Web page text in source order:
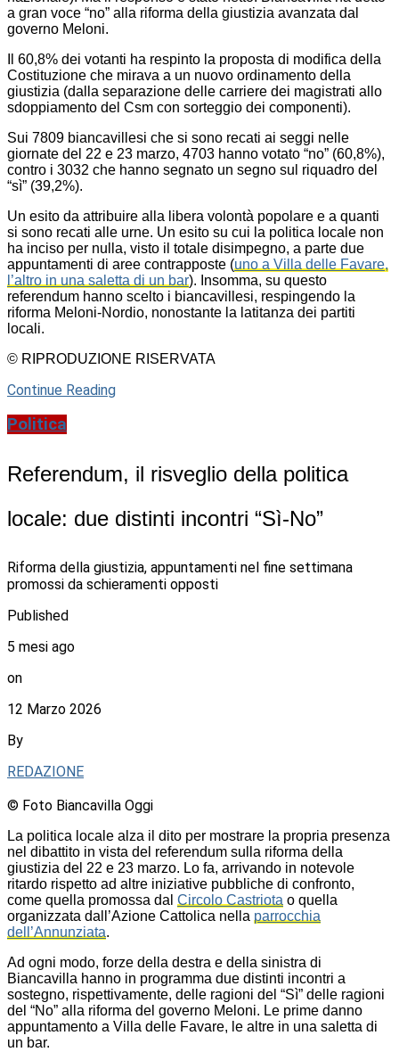
a gran voce “no” alla riforma della giustizia avanzata dal
governo Meloni.
Il 60,8% dei votanti ha respinto la proposta di modifica della
Costituzione che mirava a un nuovo ordinamento della
giustizia (dalla separazione delle carriere dei magistrati allo
sdoppiamento del Csm con sorteggio dei componenti).
Sui 7809 biancavillesi che si sono recati ai seggi nelle
giornate del 22 e 23 marzo, 4703 hanno votato “no” (60,8%),
contro i 3032 che hanno segnato un segno sul riquadro del
“sì” (39,2%).
Un esito da attribuire alla libera volontà popolare e a quanti
si sono recati alle urne. Un esito su cui la politica locale non
ha inciso per nulla, visto il totale disimpegno, a parte due
appuntamenti di aree contrapposte (uno a Villa delle Favare,
l’altro in una saletta di un bar). Insomma, su questo
referendum hanno scelto i biancavillesi, respingendo la
riforma Meloni-Nordio, nonostante la latitanza dei partiti
locali.
© RIPRODUZIONE RISERVATA
Continue Reading
Politica
Referendum, il risveglio della politica
locale: due distinti incontri “Sì-No”
Riforma della giustizia, appuntamenti nel fine settimana
promossi da schieramenti opposti
Published
5 mesi ago
on
12 Marzo 2026
By
REDAZIONE
© Foto Biancavilla Oggi
La politica locale alza il dito per mostrare la propria presenza
nel dibattito in vista del referendum sulla riforma della
giustizia del 22 e 23 marzo. Lo fa, arrivando in notevole
ritardo rispetto ad altre iniziative pubbliche di confronto,
come quella promossa dal Circolo Castriota o quella
organizzata dall’Azione Cattolica nella parrocchia
dell’Annunziata.
Ad ogni modo, forze della destra e della sinistra di
Biancavilla hanno in programma due distinti incontri a
sostegno, rispettivamente, delle ragioni del “Sì” delle ragioni
del “No” alla riforma del governo Meloni. Le prime danno
appuntamento a Villa delle Favare, le altre in una saletta di
un bar.